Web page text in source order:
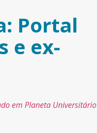
Portal
e ex-
em Planeta Universitário